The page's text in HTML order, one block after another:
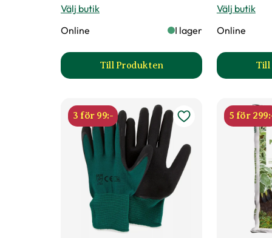
Ursprung
Art nr 65203
Välj butik
Online
I lager
Till Produkten
till Hasselfors P-Jord/
Välj butik
Online
Till
3 för 99:- 5 för